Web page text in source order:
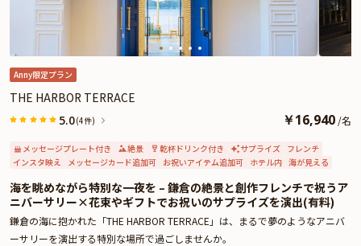
Anny限定プラン
THE HARBOR TERRACE
5.0(4件) ￥16,940 /名
メッセージプレート付き 絶景 乾杯ドリンク付き サプライズ フレンチ
インスタ映え
メッセージカード追加可 お祝いアイテム追加可 ホテル内 海が見える
海を眺めながら特別な一夜を – 鎌倉の絶景と創作フレンチで祝うア
ニバーサリー×花束やギフトでお祝いのサプライズを演出(有料)
鎌倉の海に抱かれた「THE HARBOR TERRACE」は、まるで夢のようなアニバ
ーサリーを演出する特別な場所で過ごしませんか。